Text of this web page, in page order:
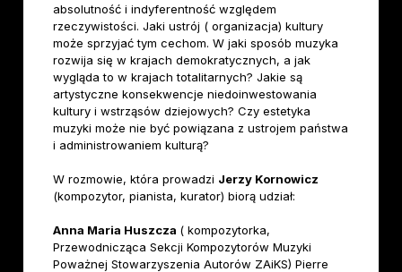
absolutność i indyferentność względem
rzeczywistości. Jaki ustrój ( organizacja) kultury
może sprzyjać tym cechom. W jaki sposób muzyka
rozwija się w krajach demokratycznych, a jak
wygląda to w krajach totalitarnych? Jakie są
artystyczne konsekwencje niedoinwestowania
kultury i wstrząsów dziejowych? Czy estetyka
muzyki może nie być powiązana z ustrojem państwa
i administrowaniem kulturą?
W rozmowie, która prowadzi Jerzy Kornowicz
(kompozytor, pianista, kurator) biorą udział:
Anna Maria Huszcza ( kompozytorka,
Przewodnicząca Sekcji Kompozytorów Muzyki
Poważnej Stowarzyszenia Autorów ZAiKS) Pierre